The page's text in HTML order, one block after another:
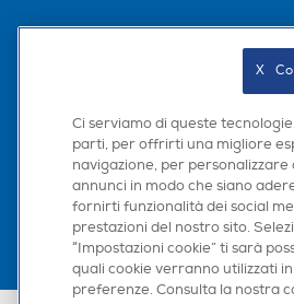
Scarica la nostra app
Ci serviamo di queste
parti, per offrirti una migliore
navigazione, per
annunci in modo che siano
fornirti funzionalità dei social
prestazioni del nostro sito.
“Impostazioni cookie” ti sarà
quali cookie verranno utilizzati
preferenze. Consulta la nostra
X